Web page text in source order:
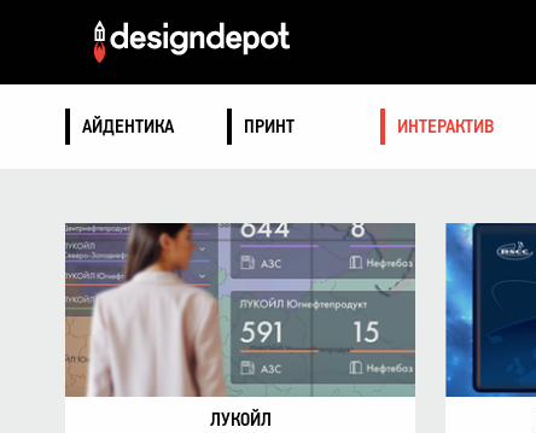
АЙДЕНТИКА ПРИНТ ИНТЕРАКТИВ
ЛУКОЙЛ